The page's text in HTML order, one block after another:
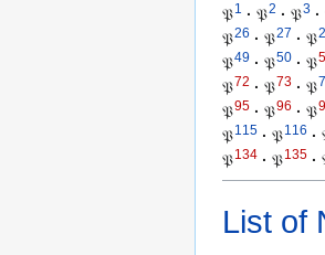
𝔓1 · 𝔓2 · 𝔓3 ·
𝔓26 · 𝔓27 · 𝔓
𝔓49 · 𝔓50 · 𝔓
𝔓72 · 𝔓73 · 𝔓
𝔓95 · 𝔓96 · 𝔓
𝔓115 · 𝔓116 ·
𝔓134 · 𝔓135 ·
List of